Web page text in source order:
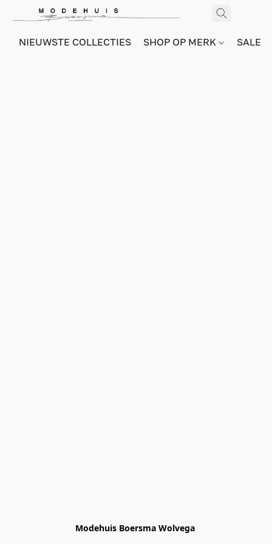
NIEUWSTE COLLECTIES SHOP OP MERK SALE
Modehuis Boersma Wolvega